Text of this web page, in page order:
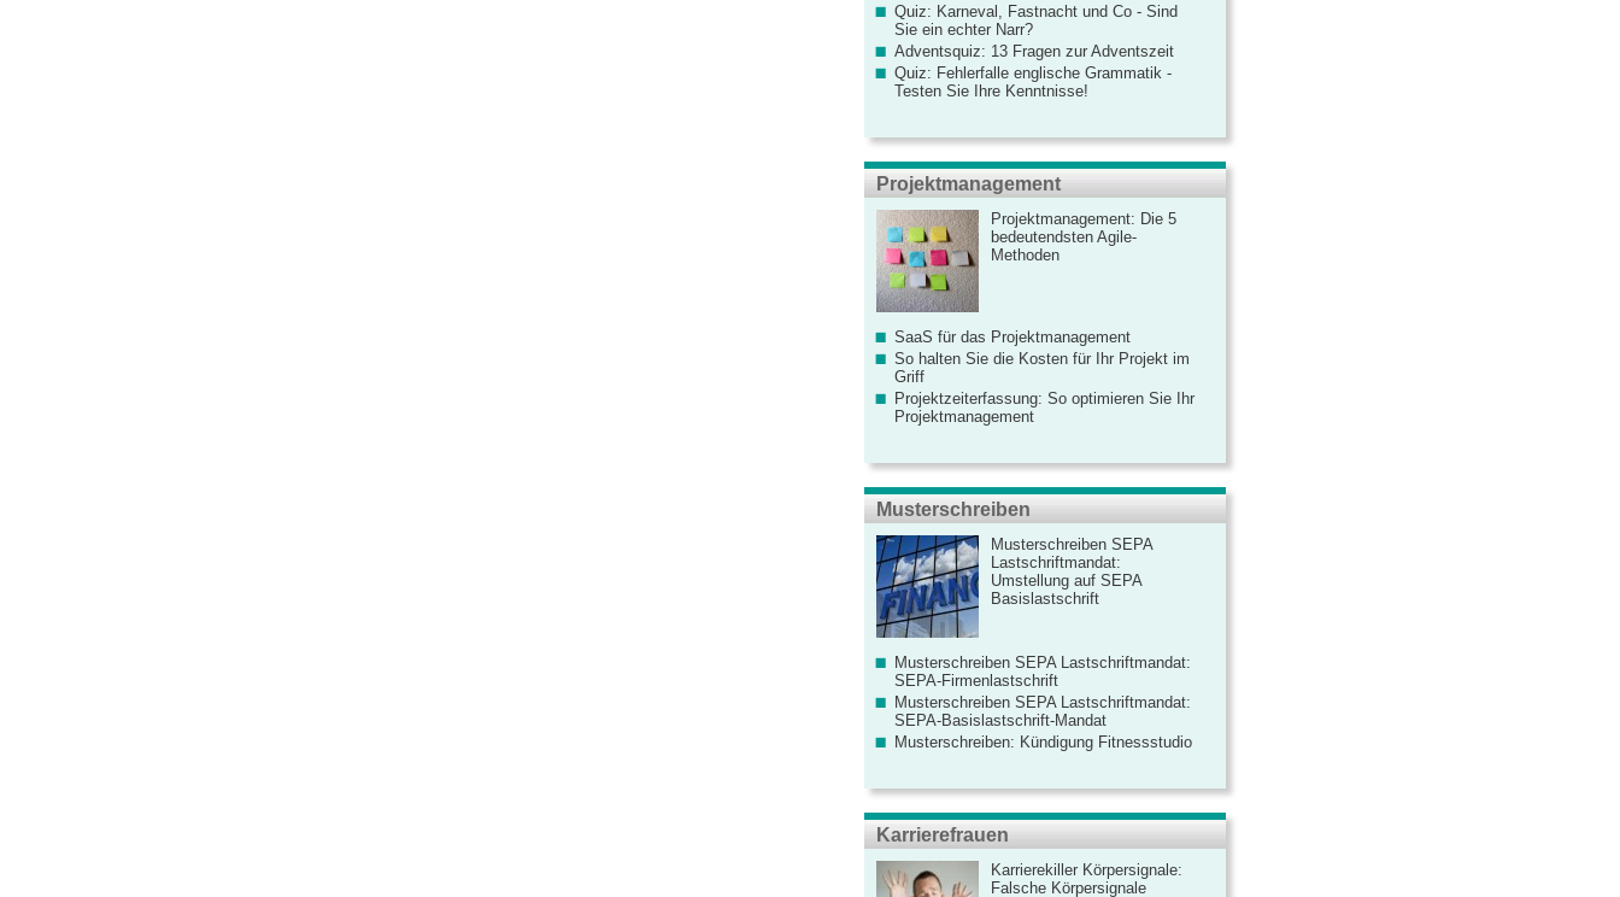
Quiz: Karneval, Fastnacht und Co - Sind
Sie ein echter Narr?
Adventsquiz: 13 Fragen zur Adventszeit
Quiz: Fehlerfalle englische Grammatik -
Testen Sie Ihre Kenntnisse!
Projektmanagement
Projektmanagement: Die 5
bedeutendsten Agile-
Methoden
SaaS für das Projektmanagement
So halten Sie die Kosten für Ihr Projekt im
Griff
Projektzeiterfassung: So optimieren Sie Ihr
Projektmanagement
Musterschreiben
Musterschreiben SEPA
Lastschriftmandat:
Umstellung auf SEPA
Basislastschrift
Musterschreiben SEPA Lastschriftmandat:
SEPA-Firmenlastschrift
Musterschreiben SEPA Lastschriftmandat:
SEPA-Basislastschrift-Mandat
Musterschreiben: Kündigung Fitnessstudio
Karrierefrauen
Karrierekiller Körpersignale:
Falsche Körpersignale